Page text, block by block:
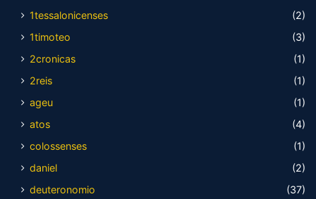
1tessalonicenses
(2)
1timoteo
(3)
2cronicas
(1)
2reis
(1)
ageu
(1)
atos
(4)
colossenses
(1)
daniel
(2)
deuteronomio
(37)